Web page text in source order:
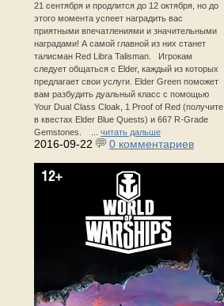
21 сентября и продлится до 12 октября, но до
этого момента успеет наградить вас
приятными впечатлениями и значительными
наградами! А самой главной из них станет
талисман Red Libra Talisman. Игрокам
следует общаться с Elder, каждый из которых
предлагает свои услуги. Elder Green поможет
вам разбудить дуальный класс с помощью
Your Dual Class Cloak, 1 Proof of Red (получите
в квестах Elder Blue Quests) и 667 R-Grade
Gemstones. ... читать дальше
2016-09-22 0 комментариев